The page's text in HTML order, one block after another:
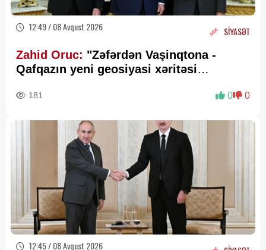
12:49 / 08 Avqust 2026 SİYASƏT
Zahid Oruc: "Zəfərdən Vaşinqtona -
Qafqazın yeni geosiyasi xəritəsi
181 0 0
12:45 / 08 Avqust 2026